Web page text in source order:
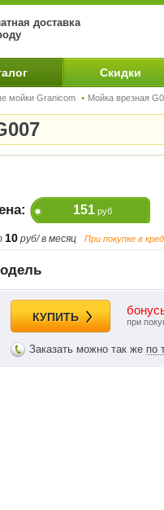
доставка
Скидки
мойки Granicom Мойка врезная
151руб
10 руб/ в месяц При покупке в
КУПИТЬ при
Заказать можно так же по